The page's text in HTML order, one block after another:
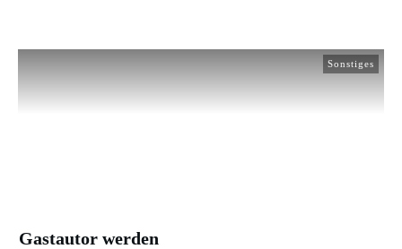
Sonstiges
Gastautor werden